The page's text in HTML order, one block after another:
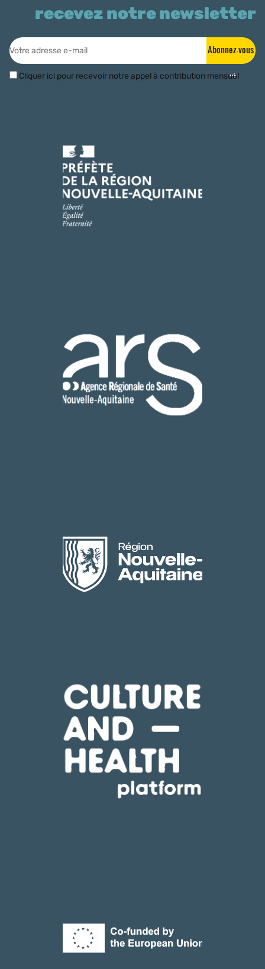
recevez notre newsletter
Abonnez-vous
Cliquer ici pour recevoir notre appel à contribution mensuel